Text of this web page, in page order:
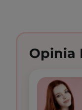
Opinia